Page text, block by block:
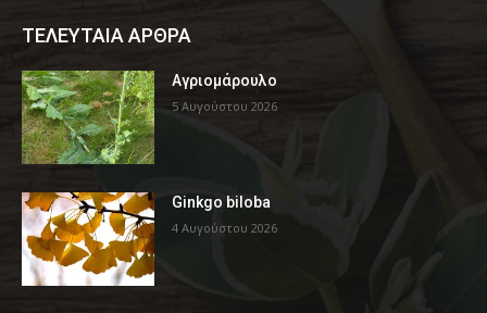
ΤΕΛΕΥΤΑΙΑ ΑΡΘΡΑ
Αγριομάρουλο
5 Αυγούστου 2026
Ginkgo biloba
4 Αυγούστου 2026